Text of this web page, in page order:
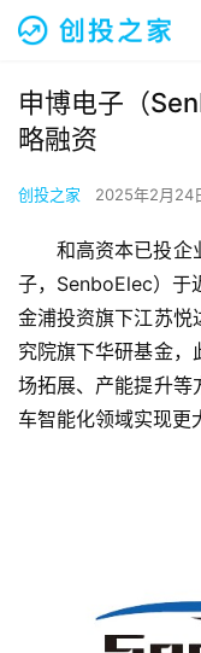
申博电子（
略融资
创投之家 2025年2月24
和高资本已投企
子，SenboElec）于
金浦投资旗下江苏悦
究院旗下华研基金，
场拓展、产能提升等
车智能化领域实现更